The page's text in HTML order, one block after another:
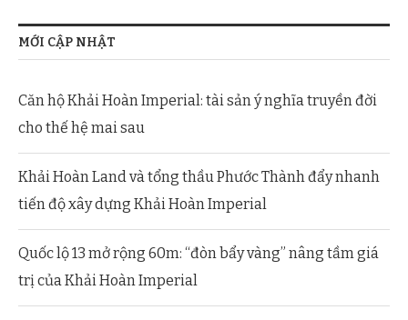
MỚI CẬP NHẬT
Căn hộ Khải Hoàn Imperial: tài sản ý nghĩa truyền đời
cho thế hệ mai sau
Khải Hoàn Land và tổng thầu Phước Thành đẩy nhanh
tiến độ xây dựng Khải Hoàn Imperial
Quốc lộ 13 mở rộng 60m: “đòn bẩy vàng” nâng tầm giá
trị của Khải Hoàn Imperial